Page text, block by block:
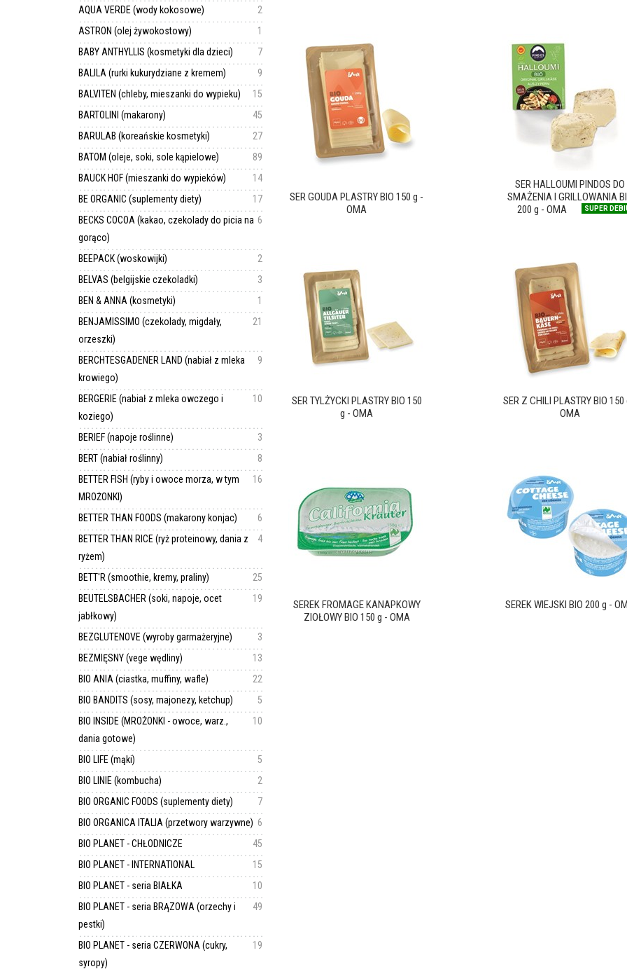
2
AQUA VERDE (wody kokosowe)
1
ASTRON (olej żywokostowy)
7
BABY ANTHYLLIS (kosmetyki dla dzieci)
9
BALILA (rurki kukurydziane z kremem)
15
BALVITEN (chleby, mieszanki do wypieku)
45
BARTOLINI (makarony)
27
BARULAB (koreańskie kosmetyki)
89
BATOM (oleje, soki, sole kąpielowe)
14
BAUCK HOF (mieszanki do wypieków)
17
BE ORGANIC (suplementy diety)
6
BECKS COCOA (kakao, czekolady do picia na
gorąco)
2
BEEPACK (woskowijki)
3
BELVAS (belgijskie czekoladki)
1
BEN & ANNA (kosmetyki)
21
BENJAMISSIMO (czekolady, migdały,
orzeszki)
9
BERCHTESGADENER LAND (nabiał z mleka
krowiego)
10
BERGERIE (nabiał z mleka owczego i
koziego)
3
BERIEF (napoje roślinne)
8
BERT (nabiał roślinny)
16
BETTER FISH (ryby i owoce morza, w tym
MROŻONKI)
6
BETTER THAN FOODS (makarony konjac)
4
BETTER THAN RICE (ryż proteinowy, dania z
ryżem)
25
BETT'R (smoothie, kremy, praliny)
19
BEUTELSBACHER (soki, napoje, ocet
jabłkowy)
3
BEZGLUTENOVE (wyroby garmażeryjne)
13
BEZMIĘSNY (vege wędliny)
22
BIO ANIA (ciastka, muffiny, wafle)
5
BIO BANDITS (sosy, majonezy, ketchup)
10
BIO INSIDE (MROŻONKI - owoce, warz.,
dania gotowe)
5
BIO LIFE (mąki)
2
BIO LINIE (kombucha)
7
BIO ORGANIC FOODS (suplementy diety)
6
BIO ORGANICA ITALIA (przetwory warzywne)
45
BIO PLANET - CHŁODNICZE
15
BIO PLANET - INTERNATIONAL
10
BIO PLANET - seria BIAŁKA
49
BIO PLANET - seria BRĄZOWA (orzechy i
pestki)
19
BIO PLANET - seria CZERWONA (cukry,
syropy)
SER GOUDA PLASTRY BIO 150 g -
OMA
SER HALLOUMI PINDOS DO
SMAŻENIA I GRILLOWANIA
200 g - OMA
SUPER
SER TYLŻYCKI PLASTRY BIO 150
g - OMA
SER Z CHILI PLASTRY BIO 150
OMA
SEREK FROMAGE KANAPKOWY
ZIOŁOWY BIO 150 g - OMA
SEREK WIEJSKI BIO 200 g -